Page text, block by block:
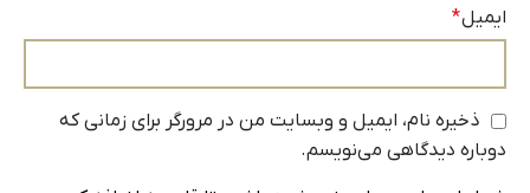
ایمیل*
ذخیره نام، ایمیل و وبسایت من در مرورگر برای زمانی که
دوباره دیدگاهی می‌نویسم.